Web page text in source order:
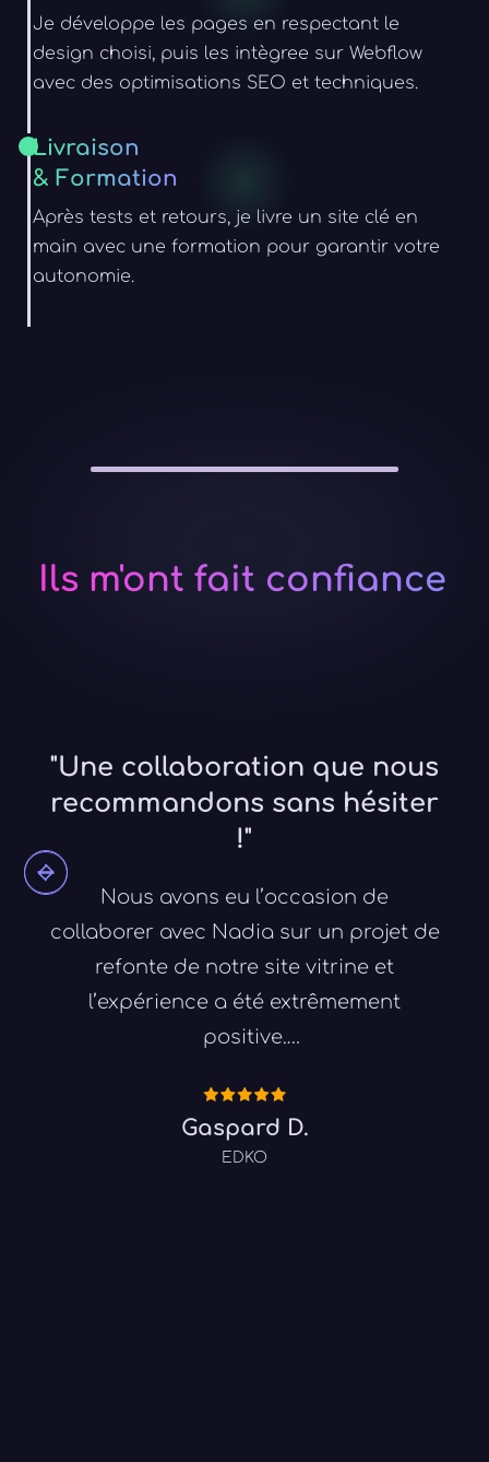
Je développe les pages en respectant le
design choisi, puis les intègree sur Webflow
avec des optimisations SEO et techniques.
Livraison
& Formation
Après tests et retours, je livre un site clé en
main avec une formation pour garantir votre
autonomie.
Ils m'ont fait confiance
"Une collaboration que nous
recommandons sans hésiter
!"
Nous avons eu l’occasion de
collaborer avec Nadia sur un projet de
refonte de notre site vitrine et
l’expérience a été extrêmement
positive.
disponibilité et la fluidité des
échanges ont grandement contribué à
Gaspard D.
EDKO